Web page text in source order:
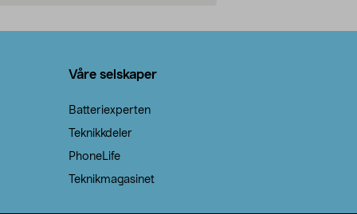
Våre selskaper
Batteriexperten
Teknikkdeler
PhoneLife
Teknikmagasinet